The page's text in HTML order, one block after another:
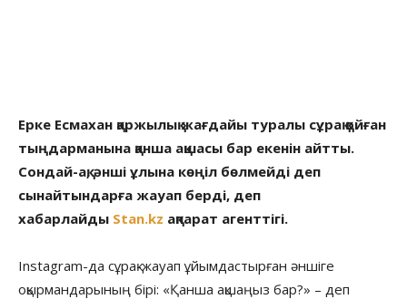
Ерке Есмахан қаржылық жағдайы туралы сұрақ қойған
тыңдарманына қанша ақшасы бар екенін айтты.
Сондай-ақ, әнші ұлына көңіл бөлмейді деп
сынайтындарға жауап берді, деп
хабарлайды Stan.kz ақпарат агенттігі.
Instagram-да сұрақ-жауап ұйымдастырған әншіге
оқырмандарының бірі: «Қанша ақшаңыз бар?» – деп